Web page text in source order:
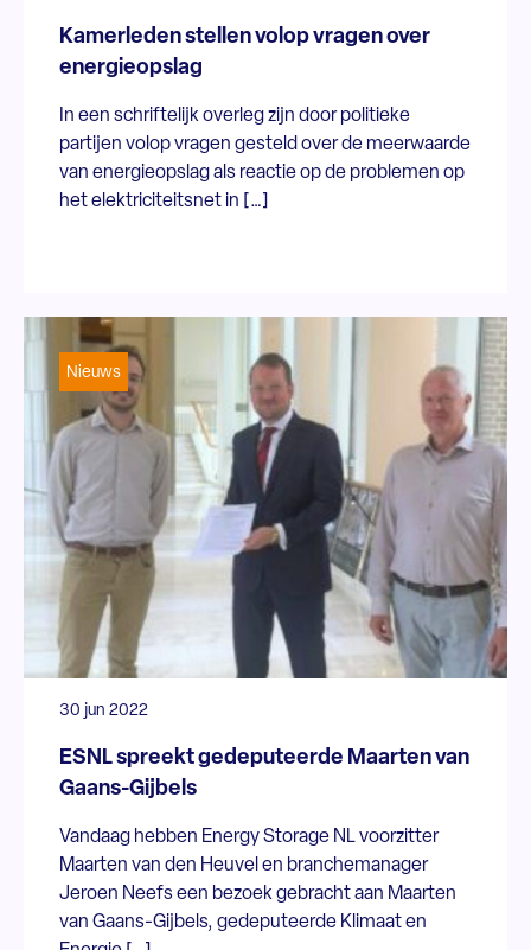
Kamerleden stellen volop vragen over
energieopslag
In een schriftelijk overleg zijn door politieke
partijen volop vragen gesteld over de meerwaarde
van energieopslag als reactie op de problemen op
het elektriciteitsnet in […]
Nieuws
30 jun 2022
ESNL spreekt gedeputeerde Maarten van
Gaans-Gijbels
Vandaag hebben Energy Storage NL voorzitter
Maarten van den Heuvel en branchemanager
Jeroen Neefs een bezoek gebracht aan Maarten
van Gaans-Gijbels, gedeputeerde Klimaat en